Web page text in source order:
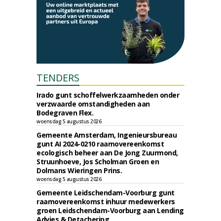
TENDERS
Irado gunt schoffelwerkzaamheden onder
verzwaarde omstandigheden aan
Bodegraven Flex.
woensdag 5 augustus 2026
Gemeente Amsterdam, Ingenieursbureau
gunt AI 2024-0210 raamovereenkomst
ecologisch beheer aan De Jong Zuurmond,
Struunhoeve, Jos Scholman Groen en
Dolmans Wieringen Prins.
woensdag 5 augustus 2026
Gemeente Leidschendam-Voorburg gunt
raamovereenkomst inhuur medewerkers
groen Leidschendam-Voorburg aan Lending